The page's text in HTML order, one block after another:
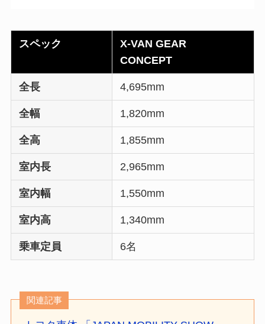
スペック
X-VAN GEAR
CONCEPT
全長 4,695mm
全幅 1,820mm
全高 1,855mm
室内長 2,965mm
室内幅 1,550mm
室内高 1,340mm
乗車定員 6名
関連記事